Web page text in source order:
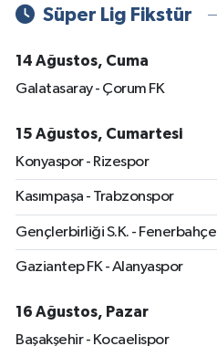
Süper Lig Fikstür
14 Ağustos, Cuma
Galatasaray - Çorum FK
15 Ağustos, Cumartesi
Konyaspor - Rizespor
Kasımpaşa - Trabzonspor
Gençlerbirliği S.K. - Fenerbahçe
Gaziantep FK - Alanyaspor
16 Ağustos, Pazar
Başakşehir - Kocaelispor